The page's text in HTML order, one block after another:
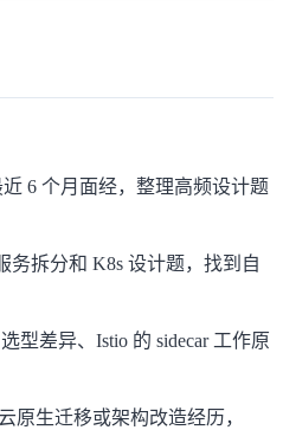
6 个月面经，整理高频设计题
务拆分和 K8s 设计题，找到自
型差异、Istio 的 sidecar 工作原
原生迁移或架构改造经历，